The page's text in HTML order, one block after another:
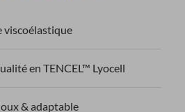
viscoélastique
en TENCEL™ Lyocell
& adaptable